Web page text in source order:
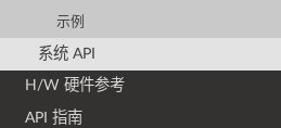
示例
系统 API
H/W 硬件参考
API 指南